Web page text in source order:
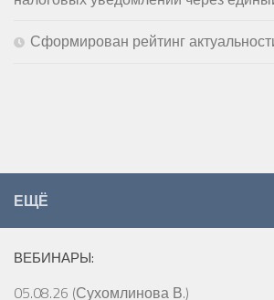
Сформирован рейтинг
ЕЩЁ
ВЕБИНАРЫ:
05.08.26 (Сухомлинова В.)